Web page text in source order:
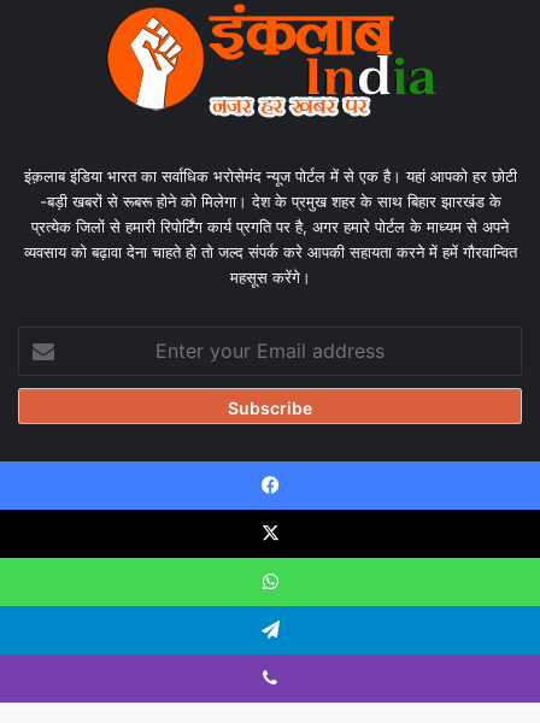
इंक़लाब इंडिया भारत का सर्वाधिक भरोसेमंद न्यूज पोर्टल में से एक है। यहां आपको हर छोटी
-बड़ी खबरों से रूबरू होने को मिलेगा। देश के प्रमुख शहर के साथ बिहार झारखंड के
प्रत्येक जिलों से हमारी रिपोर्टिंग कार्य प्रगति पर है, अगर हमारे पोर्टल के माध्यम से अपने
व्यवसाय को बढ़ावा देना चाहते हो तो जल्द संपर्क करे आपकी सहायता करने में हमें गौरवान्वित
महसूस करेंगे।
your
Email
© Copyright 2026, All Rights Reserved |
Design & Developed
Blog
Contact Us
Facebook
X YouTubeInstagramWhatsApp
Facebook
X
WhatsApp
Telegram
Viber